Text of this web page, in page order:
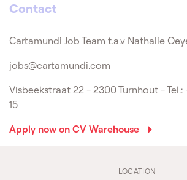
Contact
Cartamundi Job Team t.a.v Nathalie
jobs@cartamundi.com
Visbeekstraat 22 - 2300 Turnhout - Tel.:
15
Apply now on CV Warehouse
LOCATION